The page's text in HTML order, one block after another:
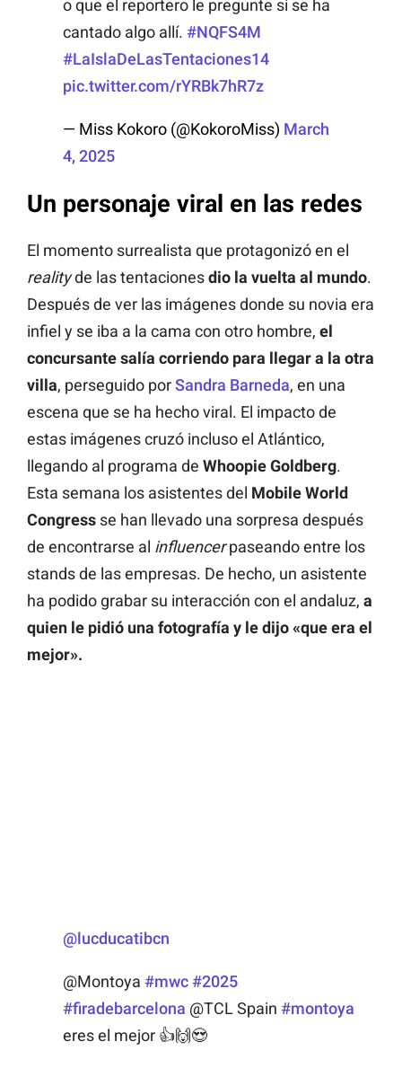
o que el reportero le pregunte si se ha
cantado algo allí. #NQFS4M
#LaIslaDeLasTentaciones14
pic.twitter.com/rYRBk7hR7z
— Miss Kokoro (@KokoroMiss) March
4, 2025
Un personaje viral en las redes
El momento surrealista que protagonizó en el
realityde las tentacionesdio la vuelta al mundo.
Después de ver las imágenes donde su novia era
infiel y se iba a la cama con otro hombre, el
concursante salía corriendo para llegar a la otra
villa, perseguido porSandra Barneda, en una
escena que se ha hecho viral. El impacto de
estas imágenes cruzó incluso el Atlántico,
llegando al programa de Whoopie Goldberg.
Esta semana los asistentes del Mobile World
Congress se han llevado una sorpresa después
de encontrarse al influencerpaseando entre los
stands de las empresas. De hecho, un asistente
ha podido grabar su interacción con el andaluz, a
quien le pidió una fotografía y le dijo «que era el
mejor».
@lucducatibcn
@Montoya #mwc#2025
#firadebarcelona @TCL Spain #montoya
eres el mejor 👍🙌😍